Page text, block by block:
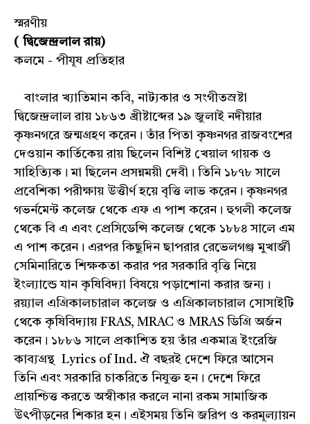
স্মরণীয়
( দ্বিজেন্দ্রলাল রায়)
কলমে - পীযূষ প্রতিহার
বাংলার খ্যাতিমান কবি, নাট্যকার ও সংগীতস্রষ্টা
দ্বিজেন্দ্রলাল রায় ১৮৬৩ খ্রীষ্টাব্দের ১৯ জুলাই নদীয়ার
কৃষ্ণনগরে জন্মগ্রহণ করেন। তাঁর পিতা কৃষ্ণনগর রাজবংশের
দেওয়ান কার্তিকেয় রায় ছিলেন বিশিষ্ট খেয়াল গায়ক ও
সাহিত্যিক। মা ছিলেন প্রসন্নময়ী দেবী। তিনি ১৮৭৮ সালে
প্রবেশিকা পরীক্ষায় উত্তীর্ণ হয়ে বৃত্তি লাভ করেন। কৃষ্ণনগর
গভর্নমেন্ট কলেজ থেকে এফ এ পাশ করেন। হুগলী কলেজ
থেকে বি এ এবং প্রেসিডেন্সি কলেজ থেকে ১৮৮৪ সালে এম
এ পাশ করেন। এরপর কিছুদিন ছাপরার রেভেলগঞ্জ মুখার্জী
সেমিনারিতে শিক্ষকতা করার পর সরকারি বৃত্তি নিয়ে
ইংল্যান্ডে যান কৃষিবিদ্যা বিষয়ে পড়াশোনা করার জন্য।
রয়্যাল এগ্রিকালচারাল কলেজ ও এগ্রিকালচারাল সোসাইটি
থেকে কৃষিবিদ্যায় FRAS, MRAC ও MRAS ডিগ্রি অর্জন
করেন। ১৮৮৬ সালে প্রকাশিত হয় তাঁর একমাত্র ইংরেজি
কাব্যগ্রন্থ Lyrics of Ind. ঐ বছরই দেশে ফিরে আসেন
তিনি এবং সরকারি চাকরিতে নিযুক্ত হন। দেশে ফিরে
প্রায়শ্চিত্ত করতে অস্বীকার করলে নানা রকম সামাজিক
উৎপীড়নের শিকার হন। এইসময় তিনি জরিপ ও করমূল্যায়ন